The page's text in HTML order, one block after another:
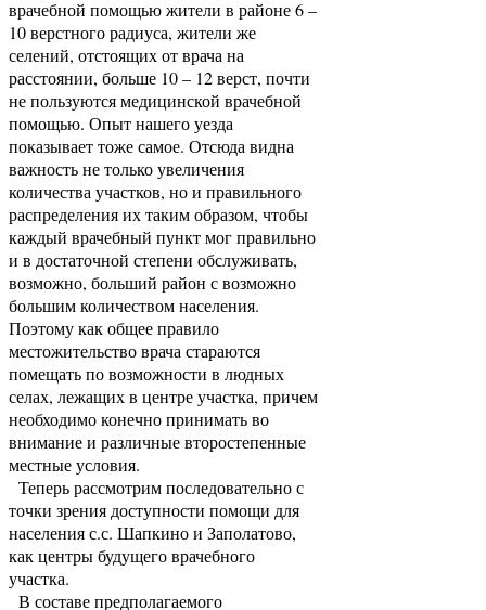
врачебной помощью жители в районе 6 –
10 верстного радиуса, жители же
селений, отстоящих от врача на
расстоянии, больше 10 – 12 верст, почти
не пользуются медицинской врачебной
помощью. Опыт нашего уезда
показывает тоже самое. Отсюда видна
важность не только увеличения
количества участков, но и правильного
распределения их таким образом, чтобы
каждый врачебный пункт мог правильно
и в достаточной степени обслуживать,
возможно, больший район с возможно
большим количеством населения.
Поэтому как общее правило
местожительство врача стараются
помещать по возможности в людных
селах, лежащих в центре участка, причем
необходимо конечно принимать во
внимание и различные второстепенные
местные условия.
Теперь рассмотрим последовательно с
точки зрения доступности помощи для
населения с.с. Шапкино и Заполатово,
как центры будущего врачебного
участка.
В составе предполагаемого